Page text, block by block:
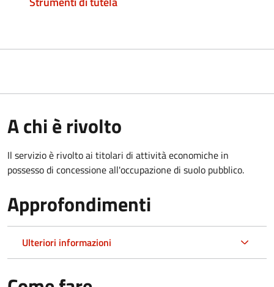
A chi è rivolto
Il servizio è rivolto ai titolari di attività economiche in
possesso di concessione all'occupazione di suolo pubblico.
Approfondimenti
Ulteriori informazioni